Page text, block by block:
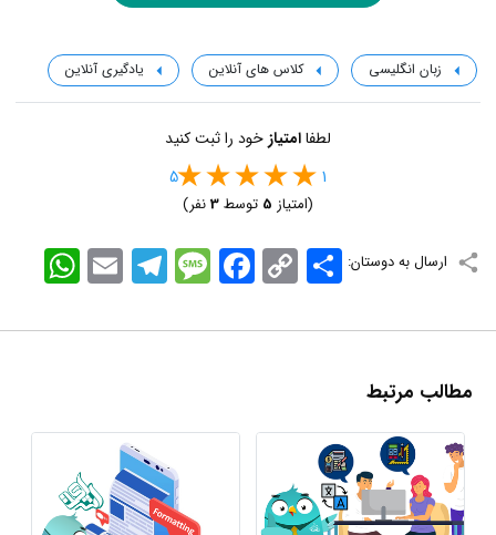
زبان انگلیسی کلاس های آنلاین یادگیری آنلاین
لطفاامتیاز خود را ثبت کنید
1
5
(امتیاز 5 توسط3نفر)
ارسال به دوستان: WhatsApp EmailTelegramMessageFacebook Copy
Link
اشتراک
مطالب مرتبط